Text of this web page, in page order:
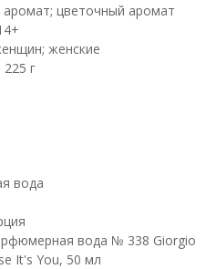
цветочный аромат
женские
225 г
вода
вода № 338 Giorgio
It's You, 50 мл